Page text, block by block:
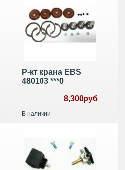
Р-кт крана EBS
480103 ***0
8,300руб
В наличии